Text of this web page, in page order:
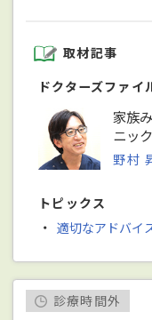
取材記事
ドクターズファイ
家族
ニッ
野村
トピックス
・ 適切なアドバイ
診療時間外